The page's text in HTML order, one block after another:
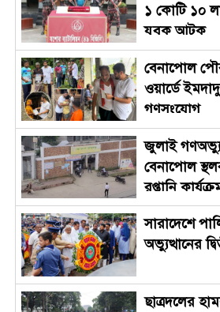
১ কোটি ১০
যুবক আটক
বেনাপোল
ওয়ার্ডে
গণসংযোগ
জুলাই
বেনাপোল
রপ্তানি
সারাদেশে
অভ্যুত্থানের
ছাত্রদলের